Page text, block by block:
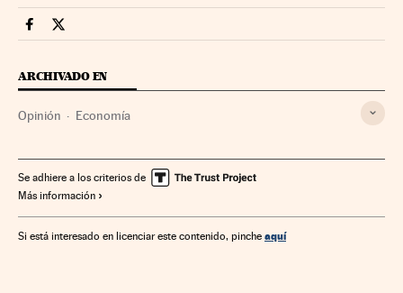
Economia Cinco Días en Facebook
Economia Cinco Días en Twitter
ARCHIVADO EN
Opinión Economía
Se adhiere a los criterios de
Más información
Si está interesado en licenciar este contenido, pinche aquí